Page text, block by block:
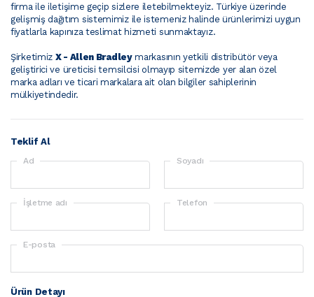
firma ile iletişime geçip sizlere iletebilmekteyiz. Türkiye üzerinde
gelişmiş dağıtım sistemimiz ile istemeniz halinde ürünlerimizi uygun
fiyatlarla kapınıza teslimat hizmeti sunmaktayız.
Şirketimiz X - Allen Bradleymarkasının yetkili distribütör veya
geliştirici ve üreticisi temsilcisi olmayıp sitemizde yer alan özel
marka adları ve ticari markalara ait olan bilgiler sahiplerinin
mülkiyetindedir.
Teklif Al
Ad Soyadı
İşletme adı Telefon
E-posta
Ürün Detayı